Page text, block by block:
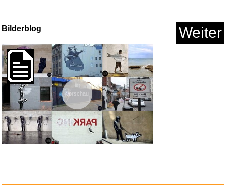
Truck driving Sim 3D: New Free...
Bilderblog Weiter
Vorschau